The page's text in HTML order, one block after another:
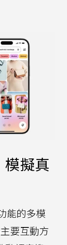
擬真
能的多模
要互動方